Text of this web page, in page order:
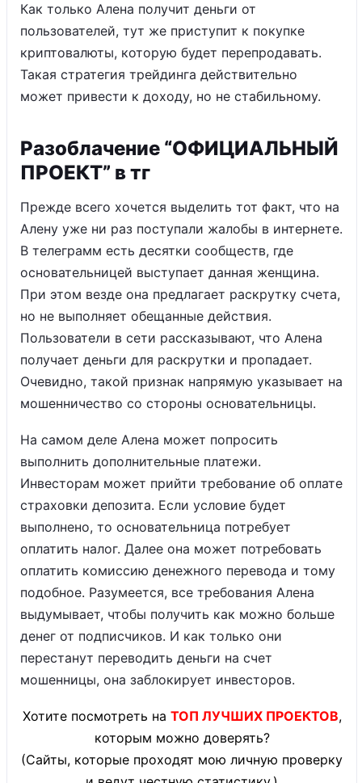
Как только Алена получит деньги от
пользователей, тут же приступит к покупке
криптовалюты, которую будет перепродавать.
Такая стратегия трейдинга действительно
может привести к доходу, но не стабильному.
Разоблачение “ОФИЦИАЛЬНЫЙ
ПРОЕКТ” в тг
Прежде всего хочется выделить тот факт, что на
Алену уже ни раз поступали жалобы в интернете.
В телеграмм есть десятки сообществ, где
основательницей выступает данная женщина.
При этом везде она предлагает раскрутку счета,
но не выполняет обещанные действия.
Пользователи в сети рассказывают, что Алена
получает деньги для раскрутки и пропадает.
Очевидно, такой признак напрямую указывает на
мошенничество со стороны основательницы.
На самом деле Алена может попросить
выполнить дополнительные платежи.
Инвесторам может прийти требование об оплате
страховки депозита. Если условие будет
выполнено, то основательница потребует
оплатить налог. Далее она может потребовать
оплатить комиссию денежного перевода и тому
подобное. Разумеется, все требования Алена
выдумывает, чтобы получить как можно больше
денег от подписчиков. И как только они
перестанут переводить деньги на счет
мошенницы, она заблокирует инвесторов.
Хотите посмотреть на ТОП ЛУЧШИХ ПРОЕКТОВ,
которым можно доверять?
(Сайты, которые проходят мою личную проверку